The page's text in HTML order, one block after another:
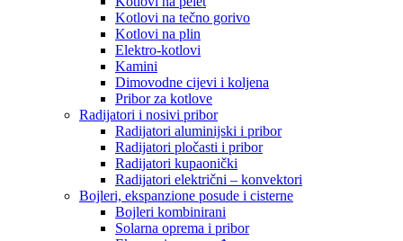
Kotlovi na tečno gorivo
Kotlovi na plin
Elektro-kotlovi
Kamini
Dimovodne cijevi i koljena
Pribor za kotlove
Radijatori i nosivi pribor
Radijatori aluminijski i pribor
Radijatori pločasti i pribor
Radijatori kupaonički
Radijatori električni – konvektori
Bojleri, ekspanzione posude i cisterne
Bojleri kombinirani
Solarna oprema i pribor